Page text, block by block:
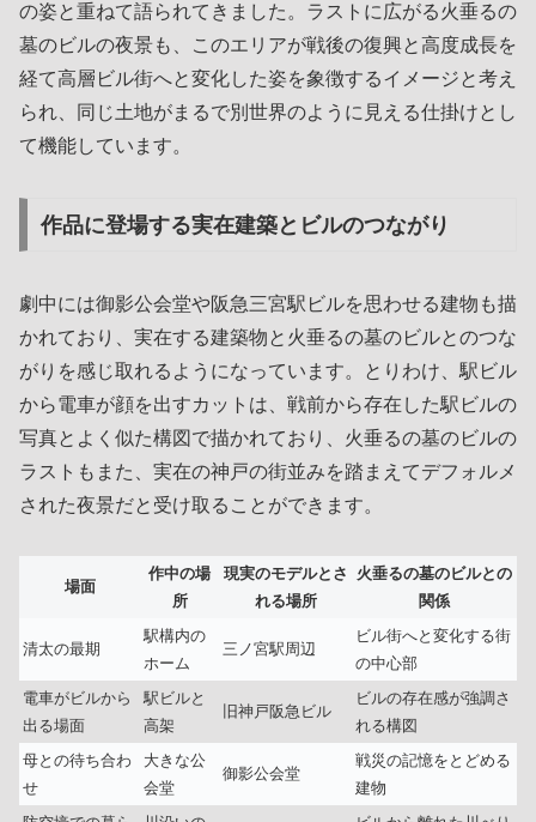
の姿と重ねて語られてきました。ラストに広がる火垂るの
墓のビルの夜景も、このエリアが戦後の復興と高度成長を
経て高層ビル街へと変化した姿を象徴するイメージと考え
られ、同じ土地がまるで別世界のように見える仕掛けとし
て機能しています。
作品に登場する実在建築とビルのつながり
劇中には御影公会堂や阪急三宮駅ビルを思わせる建物も描
かれており、実在する建築物と火垂るの墓のビルとのつな
がりを感じ取れるようになっています。とりわけ、駅ビル
から電車が顔を出すカットは、戦前から存在した駅ビルの
写真とよく似た構図で描かれており、火垂るの墓のビルの
ラストもまた、実在の神戸の街並みを踏まえてデフォルメ
された夜景だと受け取ることができます。
場面
作中の場
所
現実のモデルとさ
れる場所
火垂るの墓のビルとの
関係
清太の最期
駅構内の
ホーム
三ノ宮駅周辺
ビル街へと変化する街
の中心部
電車がビルから
出る場面
駅ビルと
高架
旧神戸阪急ビル
ビルの存在感が強調さ
れる構図
母との待ち合わ
せ
大きな公
会堂
御影公会堂
戦災の記憶をとどめる
建物